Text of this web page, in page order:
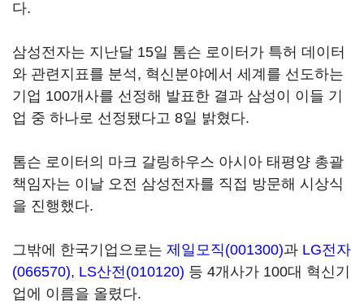
다.
삼성전자는 지난달 15일 톰슨 로이터가 특허 데이터
와 관련지표를 분석, 혁신분야에서 세계를 선도하는
기업 100개사를 선정해 발표한 결과 삼성이 이들 기
업 중 하나로 선정됐다고 8일 밝혔다.
톰슨 로이터의 마크 갈링하우스 아시아 태평양 총괄
책임자는 이날 오전 삼성전자를 직접 방문해 시상식
을 진행했다.
그밖에 한국기업으로는 제일모직(001300)과 LG전자
(066570), LS산전(010120) 등 4개사가 100대 혁신기
업에 이름을 올렸다.